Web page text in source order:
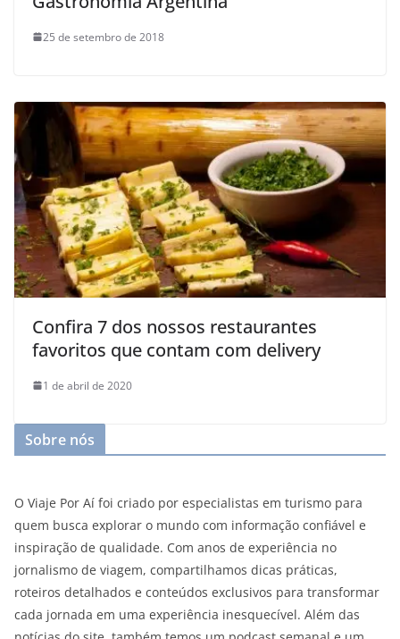
25 de setembro de 2018
Confira 7 dos nossos restaurantes
favoritos que contam com delivery
1 de abril de 2020
Sobre nós
O Viaje Por Aí foi criado por especialistas em turismo para
quem busca explorar o mundo com informação confiável e
inspiração de qualidade. Com anos de experiência no
jornalismo de viagem, compartilhamos dicas práticas,
roteiros detalhados e conteúdos exclusivos para transformar
cada jornada em uma experiência inesquecível. Além das